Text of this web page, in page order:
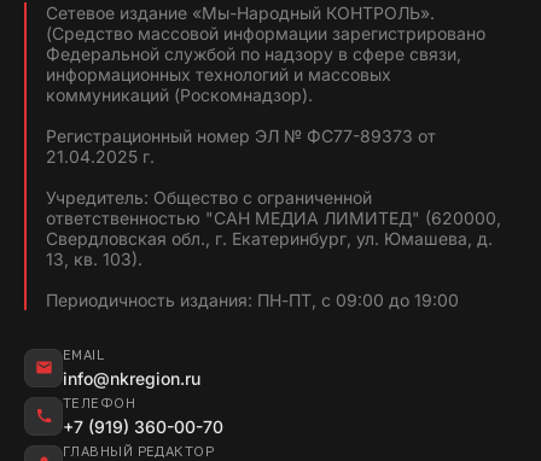
Сетевое издание «Мы-Народный КОНТРОЛЬ».
(Средство массовой информации зарегистрировано
Федеральной службой по надзору в сфере связи,
информационных технологий и массовых
коммуникаций (Роскомнадзор).
Регистрационный номер ЭЛ № ФС77-89373 от
21.04.2025 г.
Учредитель: Общество с ограниченной
ответственностью "САН МЕДИА ЛИМИТЕД" (620000,
Свердловская обл., г. Екатеринбург, ул. Юмашева, д.
13, кв. 103).
Периодичность издания: ПН-ПТ, с 09:00 до 19:00
EMAIL
info@nkregion.ru
ТЕЛЕФОН
+7 (919) 360-00-70
ГЛАВНЫЙ РЕДАКТОР